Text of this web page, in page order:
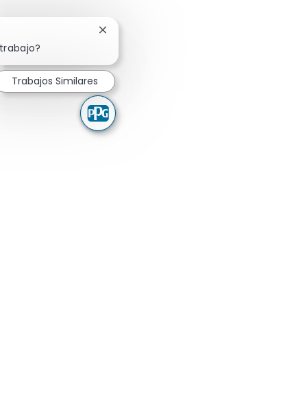
Cerrar notificación de chatbot
Trabajos Similares